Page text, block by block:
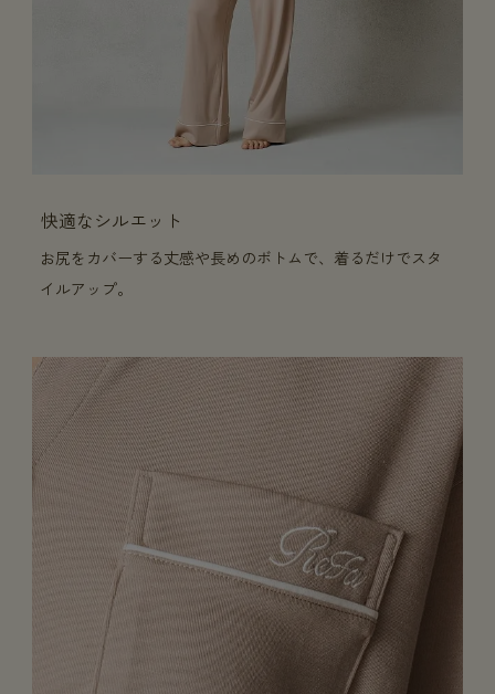
快適なシルエット
お尻をカバーする丈感や長めのボトムで、着るだけでスタ
イルアップ。